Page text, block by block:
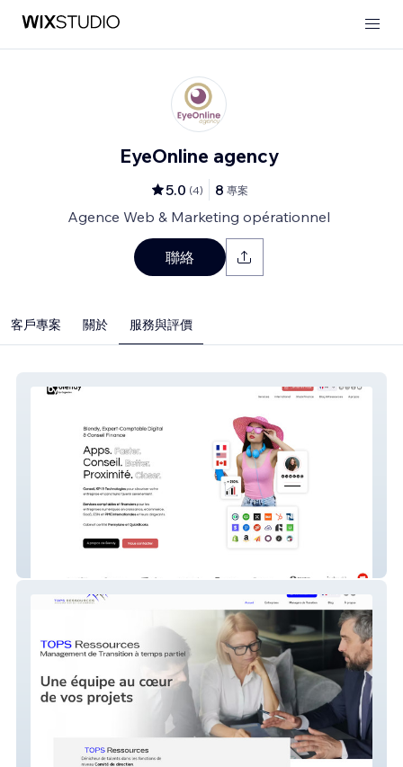
EyeOnline agency
5.0 (4) 8 專案
Agence Web & Marketing opérationnel
聯絡
客戶專案 關於 服務與評價